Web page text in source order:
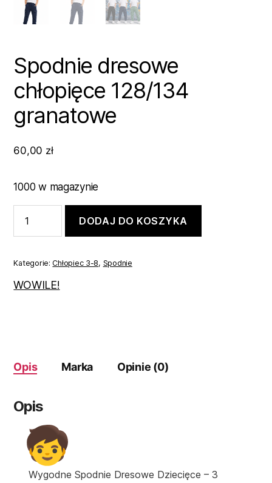
Spodnie dresowe
chłopięce 128/134
granatowe
60,00 zł
1000 w magazynie
Spodnie
dresowe
128/134
granatowe
DODAJ DO KOSZYKA
Kategorie:Chłopiec 3-8, Spodnie
WOWILE!
Opis Marka Opinie (0)
Opis
Wygodne Spodnie Dresowe Dziecięce – 3